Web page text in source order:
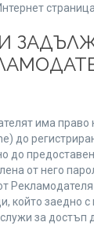
И
има право
до
до
от него
който заедно с
за достъп